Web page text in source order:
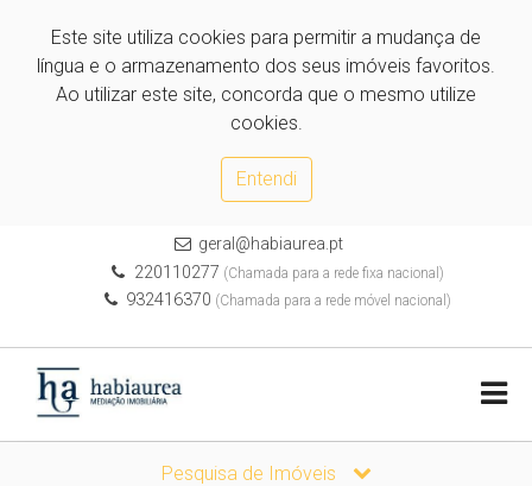
Este site utiliza cookies para permitir a mudança de
língua e o armazenamento dos seus imóveis favoritos.
Ao utilizar este site, concorda que o mesmo utilize
cookies.
Entendi
geral@habiaurea.pt
220110277 (Chamada para a rede fixa nacional)
932416370 (Chamada para a rede móvel nacional)
Pesquisa de Imóveis